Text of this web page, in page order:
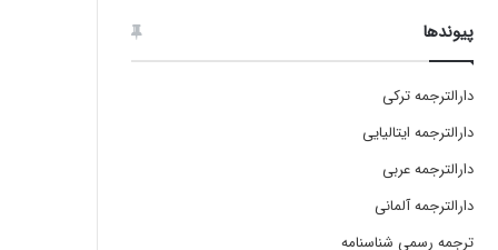
پیوندها
دارالترجمه ترکی
دارالترجمه ایتالیایی
دارالترجمه عربی
دارالترجمه آلمانی
ترجمه رسمی شناسنامه